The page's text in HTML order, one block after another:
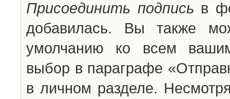
Присоединить подпись в
добавилась. Вы также
умолчанию ко всем
выбор в параграфе
в личном разделе.